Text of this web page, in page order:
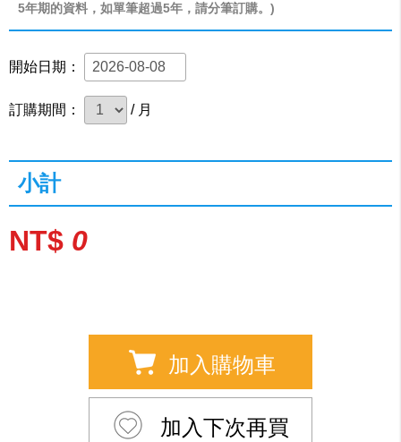
5年期的資料，如單筆超過5年，請分筆訂購。)
開始日期：
訂購期間： / 月
小計
NT$ 0
加入購物車
加入下次再買